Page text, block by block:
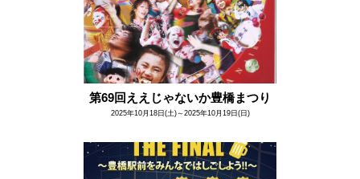
第69回ええじゃないか豊橋まつり
2025年10月18日(土)～2025年10月19日(日)